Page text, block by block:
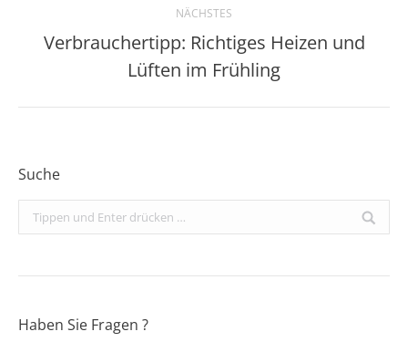
NÄCHSTES
Nächster
Beitrag:
Verbrauchertipp: Richtiges Heizen und
Lüften im Frühling
Suche
Search:
Haben Sie Fragen ?